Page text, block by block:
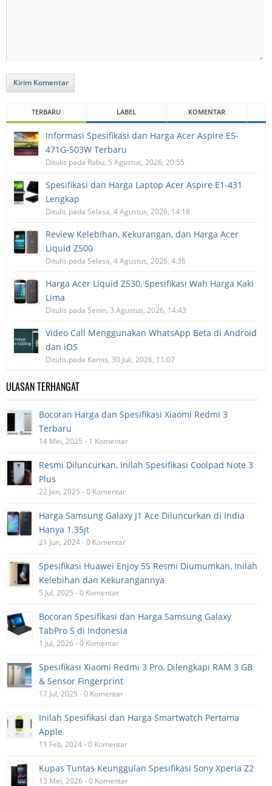
Kirim Komentar
TERBARU LABEL KOMENTAR
Informasi Spesifikasi dan Harga Acer Aspire E5-
471G-503W Terbaru
Ditulis pada Rabu, 5 Agustus, 2026, 20:55
Spesifikasi dan Harga Laptop Acer Aspire E1-431
Lengkap
Ditulis pada Selasa, 4 Agustus, 2026, 14:18
Review Kelebihan, Kekurangan, dan Harga Acer
Liquid Z500
Ditulis pada Selasa, 4 Agustus, 2026, 4:36
Harga Acer Liquid Z530, Spesifikasi Wah Harga Kaki
Lima
Ditulis pada Senin, 3 Agustus, 2026, 14:43
Video Call Menggunakan WhatsApp Beta di Android
dan iOS
Ditulis pada Kamis, 30 Juli, 2026, 11:07
ULASAN TERHANGAT
Bocoran Harga dan Spesifikasi Xiaomi Redmi 3
Terbaru
14 Mei, 2025 - 1 Komentar
Resmi Diluncurkan, Inilah Spesifikasi Coolpad Note 3
Plus
22 Jan, 2025 - 0 Komentar
Harga Samsung Galaxy J1 Ace Diluncurkan di India
Hanya 1.35jt
21 Jun, 2024 - 0 Komentar
Spesifikasi Huawei Enjoy 5S Resmi Diumumkan, Inilah
Kelebihan dan Kekurangannya
5 Jul, 2025 - 0 Komentar
Bocoran Spesifikasi dan Harga Samsung Galaxy
TabPro S di Indonesia
1 Jul, 2026 - 0 Komentar
Spesifikasi Xiaomi Redmi 3 Pro, Dilengkapi RAM 3 GB
& Sensor Fingerprint
17 Jul, 2025 - 0 Komentar
Inilah Spesifikasi dan Harga Smartwatch Pertama
Apple
11 Feb, 2024 - 0 Komentar
Kupas Tuntas Keunggulan Spesifikasi Sony Xperia Z2
13 Mei, 2026 - 0 Komentar